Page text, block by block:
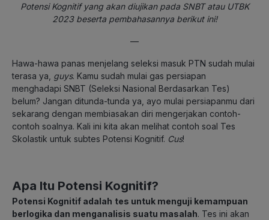
Potensi Kognitif yang akan diujikan pada SNBT atau UTBK
2023 beserta pembahasannya berikut ini!
—
Hawa-hawa panas menjelang seleksi masuk PTN sudah mulai
terasa ya, guys. Kamu sudah mulai gas persiapan
menghadapi SNBT (Seleksi Nasional Berdasarkan Tes)
belum? Jangan ditunda-tunda ya, ayo mulai persiapanmu dari
sekarang dengan membiasakan diri mengerjakan contoh-
contoh soalnya. Kali ini kita akan melihat contoh soal Tes
Skolastik untuk subtes Potensi Kognitif. Cus!
Apa Itu Potensi Kognitif?
Potensi Kognitif adalah tes untuk menguji kemampuan
berlogika dan menganalisis suatu masalah. Tes ini akan